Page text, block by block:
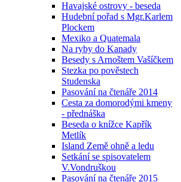
Havajské ostrovy - beseda
Hudební pořad s Mgr.Karlem
Plockem
Mexiko a Quatemala
Na ryby do Kanady
Besedy s Arnoštem Vašíčkem
Stezka po pověstech
Studenska
Pasování na čtenáře 2014
Cesta za domorodými kmeny
- přednáška
Beseda o knížce Kapřík
Metlík
Island Země ohně a ledu
Setkání se spisovatelem
V.Vondruškou
Pasování na čtenáře 2015